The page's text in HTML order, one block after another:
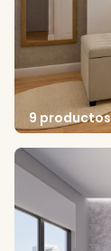
9 productos